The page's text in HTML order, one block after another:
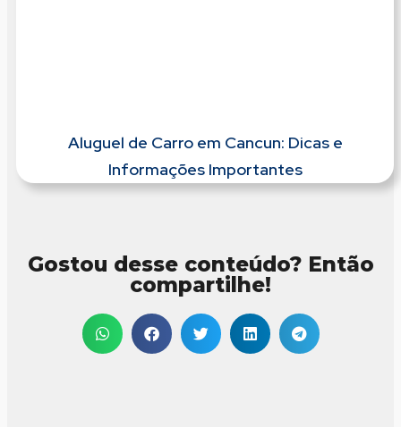
Aluguel de Carro em Cancun: Dicas e
Informações Importantes
Gostou desse conteúdo? Então
compartilhe!